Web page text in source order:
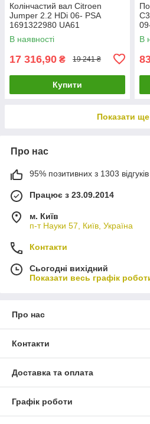
Колінчастий вал Citroen
Jumper 2.2 HDi 06- PSA
1691322980 UA61
В наявності
17 316,90 ₴ 19 241 ₴
Купити
В
Показати ще
Про нас
95% позитивних з 1303 відгуків
Працює з 23.09.2014
м. Київ
п-т Науки 57, Київ, Україна
Контакти
Сьогодні вихідний
Показати весь графік
Про нас
Контакти
Доставка та оплата
Графік роботи